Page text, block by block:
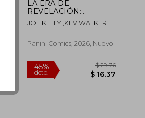
LA ERA DE
REVELACIÓN:
SPIDERMAN
RADIACTIVOJOE KELLY ,KEV WALKER
Panini Comics, 2026, Nuevo